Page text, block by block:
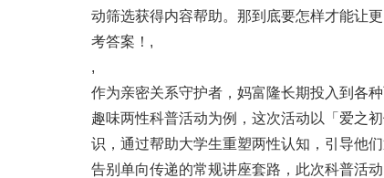
动筛选获得内容帮助。那到底要怎样才能让
考答案！ ,
,
作为亲密关系守护者，妈富隆长期投入到各
趣味两性科普活动为例，这次活动以「爱之
识，通过帮助大学生重塑两性认知，引导他
告别单向传递的常规讲座套路，此次科普活